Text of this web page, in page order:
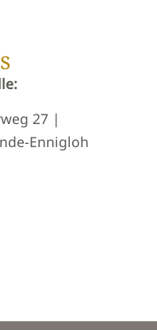
27 |
Ennigloh